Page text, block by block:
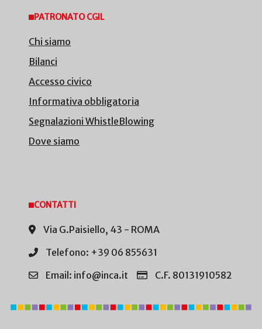
PATRONATO CGIL
Chi siamo
Bilanci
Accesso civico
Informativa obbligatoria
Segnalazioni WhistleBlowing
Dove siamo
CONTATTI
Via G.Paisiello, 43 - ROMA
Telefono: +39 06 855631
Email: info@inca.it
C.F. 80131910582